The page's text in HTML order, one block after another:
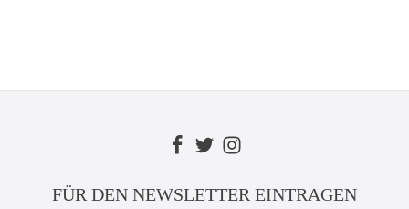
FÜR DEN NEWSLETTER EINTRAGEN